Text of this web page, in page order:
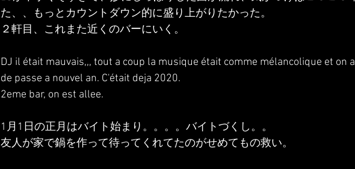
た、、もっとカウントダウン的に盛り上がりたかった。
２軒目、これまた近くのバーにいく。
DJ il était mauvais,,, tout a coup la musique était comme mélancolique et on
de passe a nouvel an. C'était deja 2020.
2eme bar, on est allee.
1月1日の正月はバイト始まり。。。。バイトづくし。。
友人が家で鍋を作って待ってくれてたのがせめてもの救い。